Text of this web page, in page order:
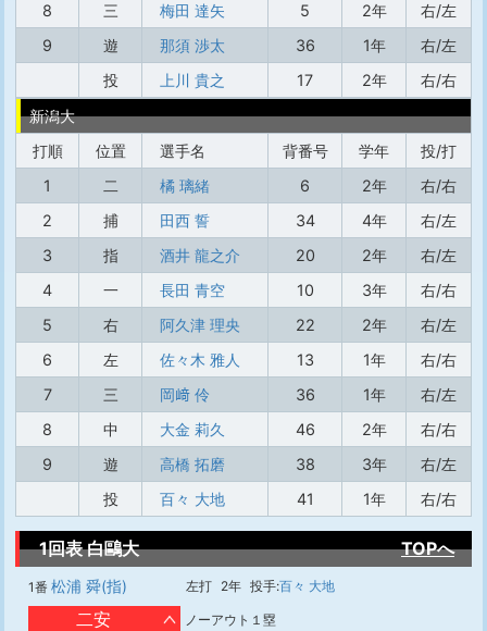
8
三 梅田 達矢 5 2年
右/左
9
遊 那須 渉太 36 1年
右/左
投
上川 貴之 17 2年
右/右
新潟大
打順
位置 選手名 背番号 学年
投/打
1
二 橘 璃緒 6 2年
右/右
2
捕 田西 誓 34 4年
右/左
3
指 酒井 龍之介 20 2年
右/左
4
一 長田 青空 10 3年
右/右
5
右 阿久津 理央 22 2年
右/左
6
左 佐々木 雅人 13 1年
右/右
7
三 岡﨑 伶 36 1年
右/左
8
中 大金 莉久 46 2年
右/右
9
遊 高橋 拓磨 38 3年
右/左
投
百々 大地 41 1年 右/右
1回表 白鷗大 TOPへ
1番 松浦 舜(指) 左打 2年 投手:百々 大地
二安 ノーアウト１塁